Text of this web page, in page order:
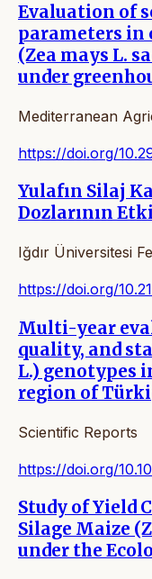
Evaluation of
parameters in
(Zea mays L.
under
Mediterranean
https://doi.org/
Yulafın Silaj
Dozlarının
Iğdır Üniversitesi
https://doi.org/
Multi-year
quality, and
L.) genotypes
region of
Scientific Reports
https://doi.org/
Study of Yield
Silage Maize
under the